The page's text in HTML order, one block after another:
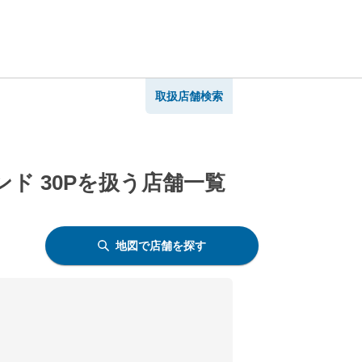
取扱店舗検索
ド 30Pを扱う店舗一覧
地図で店舗を探す